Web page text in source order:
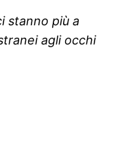
stanno più a
agli occhi